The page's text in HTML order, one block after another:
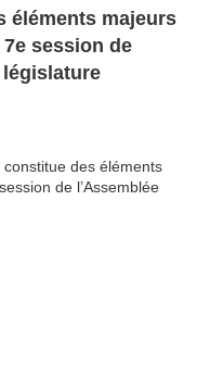
éléments majeurs
session de
législature